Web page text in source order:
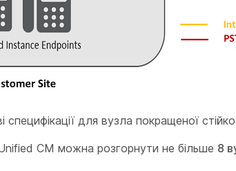
для вузла покращеної
CM можна розгорнути не більше 8